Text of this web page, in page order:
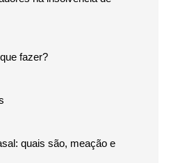
fazer?
quais são, meação e